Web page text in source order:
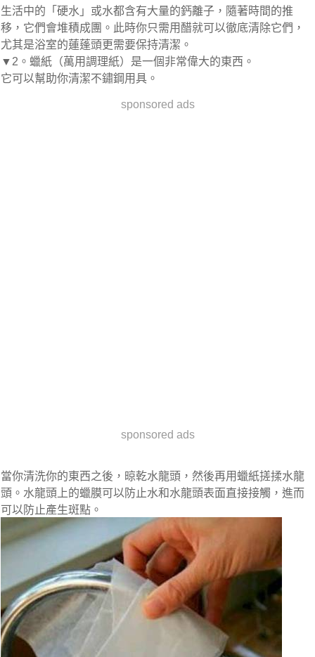
生活中的「硬水」或水都含有大量的鈣離子，隨著時間的推
移，它們會堆積成團。此時你只需用醋就可以徹底清除它們，
尤其是浴室的蓮蓬頭更需要保持清潔。
▼2。蠟紙（萬用調理紙）是一個非常偉大的東西。
它可以幫助你清潔不鏽鋼用具。
sponsored ads
sponsored ads
當你清洗你的東西之後，晾乾水龍頭，然後再用蠟紙搓揉水龍
頭。水龍頭上的蠟膜可以防止水和水龍頭表面直接接觸，進而
可以防止產生斑點。